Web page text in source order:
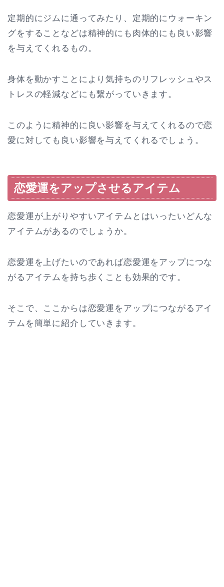
定期的にジムに通ってみたり、定期的にウォーキン
グをすることなどは精神的にも肉体的にも良い影響
を与えてくれるもの。
身体を動かすことにより気持ちのリフレッシュやス
トレスの軽減などにも繋がっていきます。
このように精神的に良い影響を与えてくれるので恋
愛に対しても良い影響を与えてくれるでしょう。
恋愛運をアップさせるアイテム
恋愛運が上がりやすいアイテムとはいったいどんな
アイテムがあるのでしょうか。
恋愛運を上げたいのであれば恋愛運をアップにつな
がるアイテムを持ち歩くことも効果的です。
そこで、ここからは恋愛運をアップにつながるアイ
テムを簡単に紹介していきます。